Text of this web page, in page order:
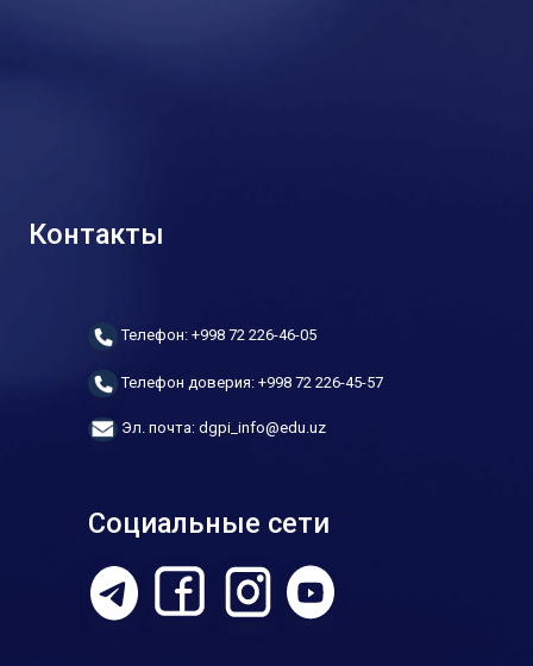
Контакты
Телефон: +998 72 226-46-05
Телефон доверия: +998 72 226-45-57
Эл. почта: dgpi_info@edu.uz
Социальные сети